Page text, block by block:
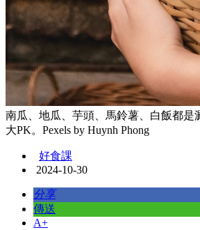
南瓜、地瓜、芋頭、馬鈴薯、白飯都是
大PK。Pexels by Huynh Phong
好食課
2024-10-30
分享
傳送
A+